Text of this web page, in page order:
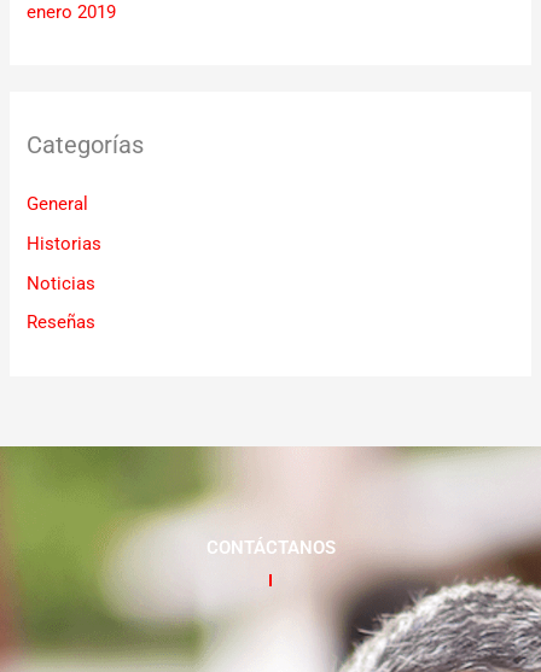
enero 2019
Categorías
General
Historias
Noticias
Reseñas
CONTÁCTANOS